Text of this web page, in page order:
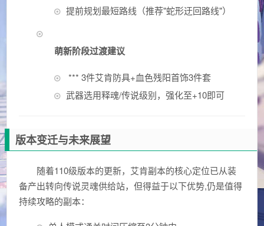
提前规划最短路线（推荐"蛇形迂回路线"）
萌新阶段过渡建议
*** 3件艾肯防具+血色残阳首饰3件套
武器选用释魂/传说级别，强化至+10即可
版本变迁与未来展望
随着110级版本的更新，艾肯副本的核心定位已从装
备产出转向传说灵魂供给站，但得益于以下优势,仍是值得
持续攻略的副本：